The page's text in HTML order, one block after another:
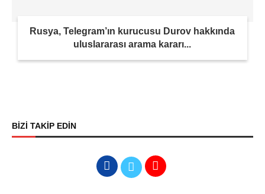
Rusya, Telegram’ın kurucusu Durov hakkında
uluslararası arama kararı...
BİZİ TAKİP EDİN